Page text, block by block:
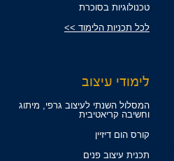
טכנולוגיות בסוכרת
לכל תכניות הלימוד >>
לימודי עיצוב
המסלול השנתי לעיצוב גרפי, מיתוג
וחשיבה קריאטיבית
קורס הום דיזיין
תכנית עיצוב פנים